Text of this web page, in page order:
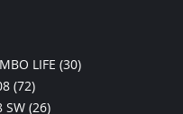
LIFE (30)
(72)
SW (26)